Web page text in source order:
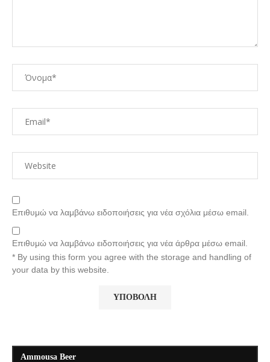
Επιθυμώ να λαμβάνω ειδοποιήσεις για νέα σχόλια μέσω email.
Επιθυμώ να λαμβάνω ειδοποιήσεις για νέα άρθρα μέσω email.
* By using this form you agree with the storage and handling of
your data by this website.
Ammousa Beer